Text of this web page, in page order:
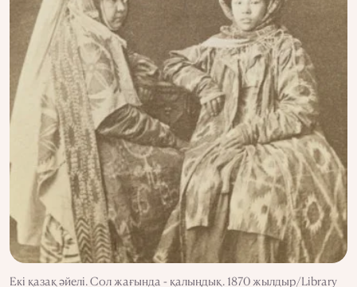
Екі қазақ әйелі. Сол жағында - қалыңдық. 1870 жылдыр/Library